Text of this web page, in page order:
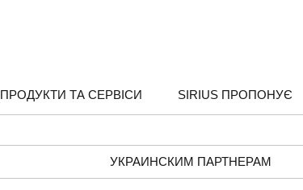
ПРОДУКТИ ТА СЕРВІСИ SIRIUS ПРОПОНУЄ
УКРАИНСКИМ ПАРТНЕРАМ